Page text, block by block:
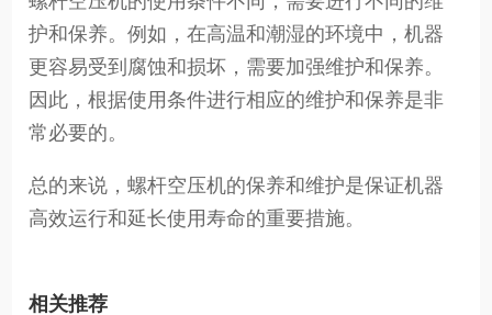
护和保养。例如，在高温和潮湿的环境中，机器
更容易受到腐蚀和损坏，需要加强维护和保养。
因此，根据使用条件进行相应的维护和保养是非
常必要的。
总的来说，螺杆空压机的保养和维护是保证机器
高效运行和延长使用寿命的重要措施。
相关推荐